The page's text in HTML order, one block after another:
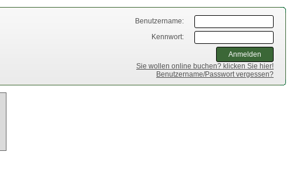
Benutzername:
Kennwort:
Sie wollen online buchen? klicken Sie hier!
Benutzername/Passwort vergessen?